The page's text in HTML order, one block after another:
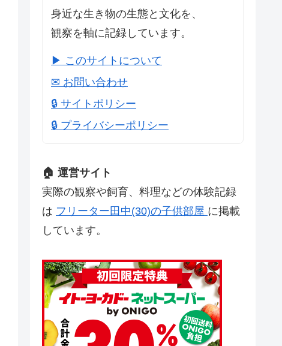
身近な生き物の生態と文化を、
観察を軸に記録しています。
▶ このサイトについて
✉ お問い合わせ
🔒 サイトポリシー
🔒 プライバシーポリシー
🏠 運営サイト
実際の観察や飼育、料理などの体験記録
は フリーター田中(30)の子供部屋 に掲載
しています。